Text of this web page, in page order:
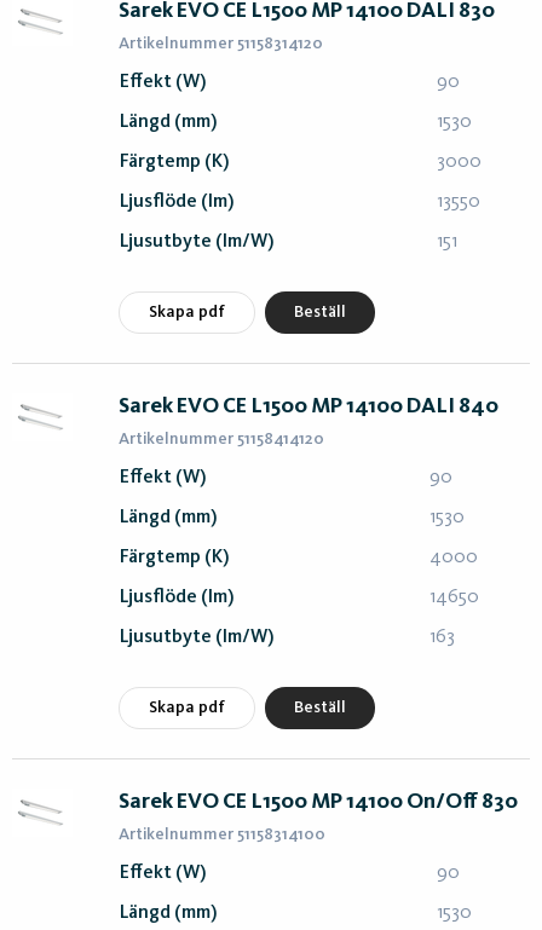
Sarek EVO CE L1500 MP 14100 DALI 830
Artikelnummer 51158314120
Effekt (W) 90
Längd (mm) 1530
Färgtemp (K) 3000
Ljusflöde (lm) 13550
Ljusutbyte (lm/W) 151
Skapa pdf Beställ
Sarek EVO CE L1500 MP 14100 DALI 840
Artikelnummer 51158414120
Effekt (W) 90
Längd (mm) 1530
Färgtemp (K) 4000
Ljusflöde (lm) 14650
Ljusutbyte (lm/W) 163
Skapa pdf Beställ
Sarek EVO CE L1500 MP 14100 On/Off 830
Artikelnummer 51158314100
Effekt (W) 90
Längd (mm) 1530